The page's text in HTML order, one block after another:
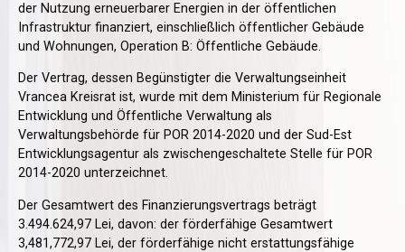
der Nutzung erneuerbarer Energien in der öffentlichen
Infrastruktur finanziert, einschließlich öffentlicher Gebäude
und Wohnungen, Operation B: Öffentliche Gebäude.
Der Vertrag, dessen Begünstigter die Verwaltungseinheit
Vrancea Kreisrat ist, wurde mit dem Ministerium für Regionale
Entwicklung und Öffentliche Verwaltung als
Verwaltungsbehörde für POR 2014-2020 und der Sud-Est
Entwicklungsagentur als zwischengeschaltete Stelle für POR
2014-2020 unterzeichnet.
Der Gesamtwert des Finanzierungsvertrags beträgt
3.494.624,97 Lei, davon: der förderfähige Gesamtwert
3,481,772,97 Lei, der förderfähige nicht erstattungsfähige